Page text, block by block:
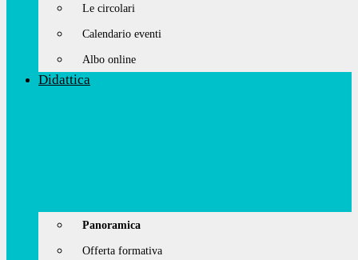
Le circolari
Calendario eventi
Albo online
Didattica
Panoramica
Offerta formativa